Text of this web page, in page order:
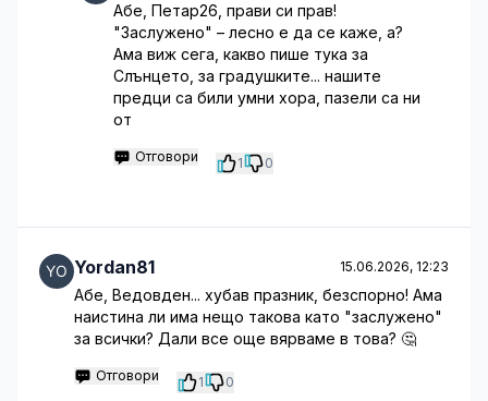
Абе, Петар26, прави си прав!
"Заслужено" – лесно е да се каже, а?
Ама виж сега, какво пише тука за
Слънцето, за градушките... нашите
предци са били умни хора, пазели са ни
от
Отговори 1 0
Yordan81 15.06.2026, 12:23
Абе, Ведовден... хубав празник, безспорно! Ама
наистина ли има нещо такова като "заслужено"
за всички? Дали все още вярваме в това? 🤔
Отговори 1 0